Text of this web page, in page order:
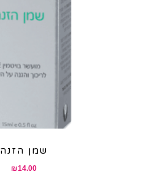
שמן הזנה
₪14.00